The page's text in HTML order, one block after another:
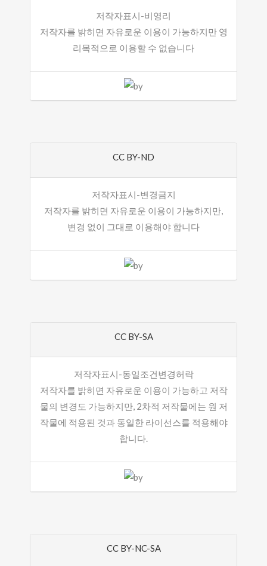
저작자표시-비영리
저작자를 밝히면 자유로운 이용이 가능하지만 영
리목적으로 이용할 수 없습니다
CC BY-ND
저작자표시-변경금지
저작자를 밝히면 자유로운 이용이 가능하지만,
변경 없이 그대로 이용해야 합니다
CC BY-SA
저작자표시-동일조건변경허락
저작자를 밝히면 자유로운 이용이 가능하고 저작
물의 변경도 가능하지만, 2차적 저작물에는 원 저
작물에 적용된 것과 동일한 라이선스를 적용해야
합니다.
CC BY-NC-SA